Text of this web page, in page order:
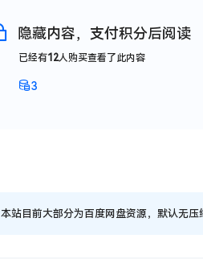
隐藏内容，支付积分后阅读
已经有12人购买查看了此内容
3
本站目前大部分为百度网盘资源，默认无